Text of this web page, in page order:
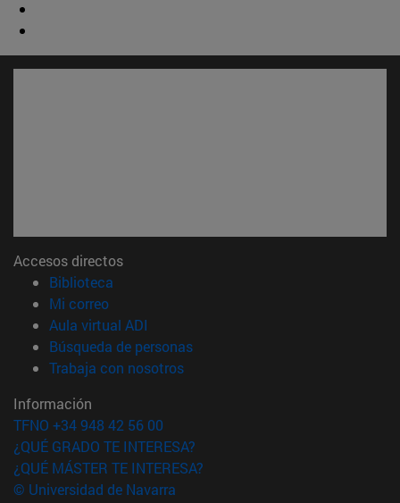
Accesos directos
Biblioteca
Mi correo(abre en nueva ventana)
Aula virtual ADI
Búsqueda de personas(abre en nueva ventana)
Trabaja con nosotros(abre en nueva ventana)
Información
TFNO +34 948 42 56 00
¿QUÉ GRADO TE INTERESA?
¿QUÉ MÁSTER TE INTERESA?
© Universidad de Navarra